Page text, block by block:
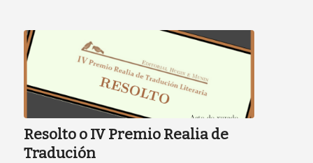
Resolto o IV Premio Realia de
Tradución